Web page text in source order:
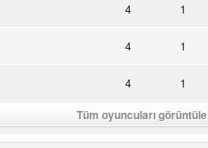
4 1
4 1
4 1
Tüm oyuncuları görüntüle